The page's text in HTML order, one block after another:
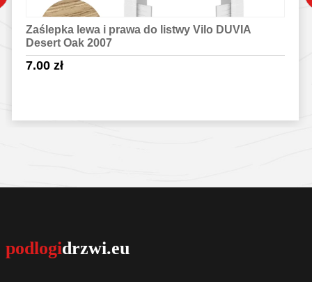
Zaślepka lewa i prawa do listwy Vilo DUVIA
Desert Oak 2007
7.00 zł